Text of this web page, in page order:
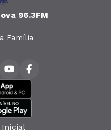
96.3FM
Família
Inicial